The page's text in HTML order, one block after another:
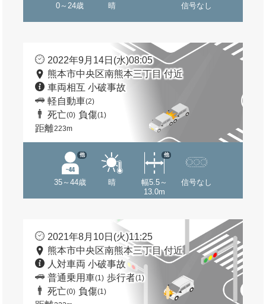
0～24歳 晴 信号なし
2022年9月14日(水)08:05
熊本市中央区南熊本三丁目 付近
車両相互 小破事故
軽自動車(2)
死亡(0) 負傷(1)
距離223m
35～44歳
他
晴
幅5.5～
13.0m
他
信号なし
2021年8月10日(火)11:25
熊本市中央区南熊本三丁目 付近
人対車両 小破事故
普通乗用車(1) 歩行者(1)
死亡(0) 負傷(1)